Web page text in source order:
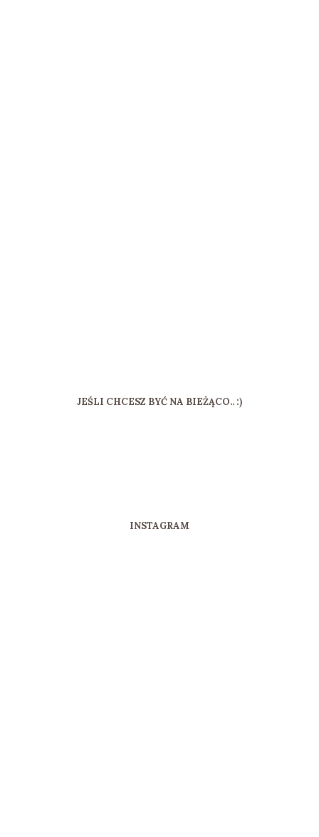
JEŚLI CHCESZ BYĆ NA BIEŻĄCO.. :)
INSTAGRAM